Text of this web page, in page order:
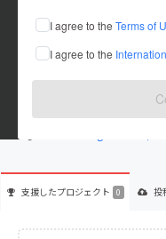
I agree to the Terms of
I agree to the
これまでに1件のプロジ
在住国：日本 現在地：北海
出身国：日本 出身地：北海
支援したプロジェクト 0 投